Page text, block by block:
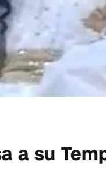
a su